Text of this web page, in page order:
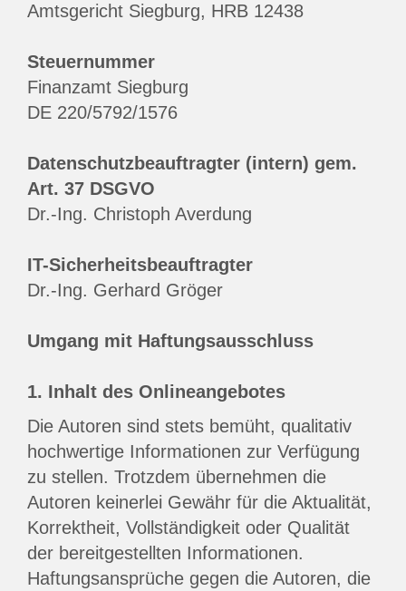
Amtsgericht Siegburg, HRB 12438
Steuernummer
Finanzamt Siegburg
DE 220/5792/1576
Datenschutzbeauftragter (intern) gem.
Art. 37 DSGVO
Dr.-Ing. Christoph Averdung
IT-Sicherheitsbeauftragter
Dr.-Ing. Gerhard Gröger
Umgang mit Haftungsausschluss
1. Inhalt des Onlineangebotes
Die Autoren sind stets bemüht, qualitativ
hochwertige Informationen zur Verfügung
zu stellen. Trotzdem übernehmen die
Autoren keinerlei Gewähr für die Aktualität,
Korrektheit, Vollständigkeit oder Qualität
der bereitgestellten Informationen.
Haftungsansprüche gegen die Autoren, die